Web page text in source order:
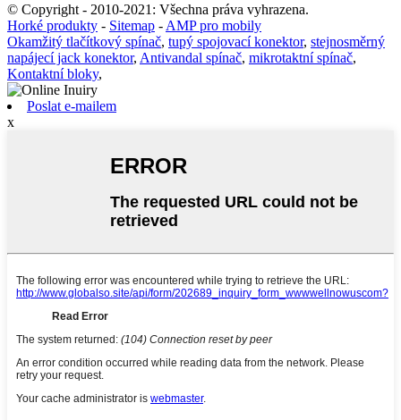
© Copyright - 2010-2021: Všechna práva vyhrazena.
Horké produkty - Sitemap - AMP pro mobily
Okamžitý tlačítkový spínač, tupý spojovací konektor, stejnosměrný
napájecí jack konektor, Antivandal spínač, mikrotaktní spínač,
Kontaktní bloky,
Poslat e-mailem
x